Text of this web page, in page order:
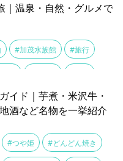
｜温泉・自然・グルメで
#加茂水族館 #旅行
#赤湯温泉 #銀山温泉
イド｜芋煮・米沢牛・
酒など名物を一挙紹介
#つや姫 #どんどん焼き